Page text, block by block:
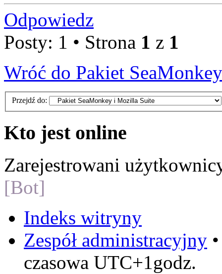
Odpowiedz
Posty: 1 • Strona 1 z 1
Wróć do Pakiet
Przejdź do:
Kto jest online
Zarejestrowani
[Bot]
Indeks witryny
Zespół administracyjny
czasowa UTC+1godz.